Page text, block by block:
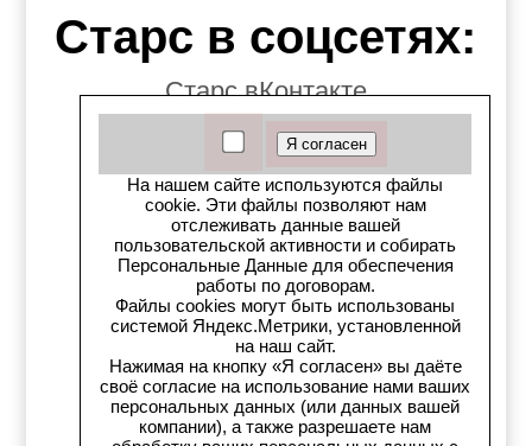
Старс в соцсетях:
Старс вКонтакте
Старс в YouTube
Телеграм-канал
Старс на Drom.ru
Старс в auto.ru
Старс в картах Яндекс
Старс в картах 2ГИС
На нашем сайте используются файлы
cookie. Эти файлы позволяют нам
отслеживать данные вашей
пользовательской активности и собирать
Персональные Данные для обеспечения
работы по договорам.
Файлы cookies могут быть использованы
системой Яндекс.Метрики, установленной
на наш сайт.
Нажимая на кнопку «Я согласен» вы даёте
своё согласие на использование нами ваших
персональных данных (или данных вашей
компании), а также разрешаете нам